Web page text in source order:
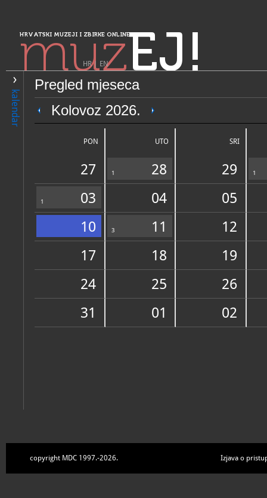
HRVATSKI MUZEJI I ZBIRKE ONLINE
muzEJ!
HR| EN
kalendar
Pregled mjeseca
Kolovoz 2026.
PON UTO SRI
27 1 28 29 1
1 03 04
05
10
3 11
12
17
18
19
24
25
26
31
01 02
PRETRAŽIVANJE
Sjeverozapadna Hrvatska
Muzeji Hrvatskog zagorja -
seljačkih buna
OPĆI PODACI
Zbirke
copyright MDC 1997.-2026. Izjava o